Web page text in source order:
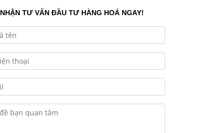
bối cảnh thị trường tài chính
nhiều...
NHẬN TƯ VẤN ĐẦU TƯ HÀNG HOÁ NGAY!